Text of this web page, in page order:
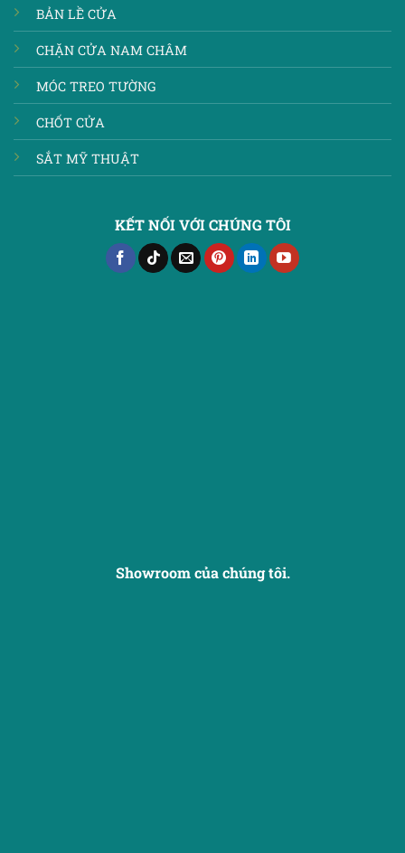
BẢN LỀ CỬA
CHẶN CỬA NAM CHÂM
MÓC TREO TƯỜNG
CHỐT CỬA
SẮT MỸ THUẬT
KẾT NỐI VỚI CHÚNG TÔI
Showroom của chúng tôi.